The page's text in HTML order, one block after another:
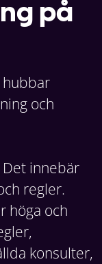
på
hubbar
och
innebär
regler.
höga och
konsulter,